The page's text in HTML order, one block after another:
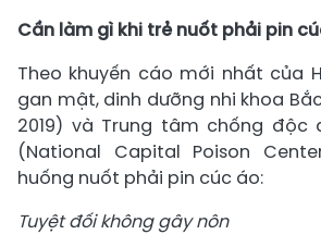
Cần làm gì khi trẻ nuốt phải pin
Theo khuyến cáo mới nhất của
gan mật, dinh dưỡng nhi khoa Bắc
2019) và Trung tâm chống độc
(National Capital Poison
huống nuốt phải pin cúc áo:
Tuyệt đối không gây nôn